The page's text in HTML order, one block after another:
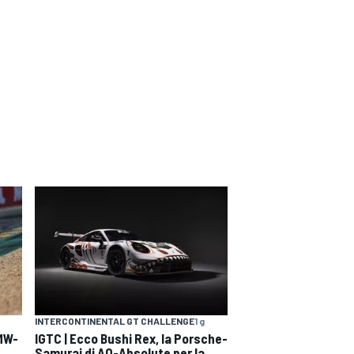
INTERCONTINENTAL GT CHALLENGE1 g
IGTC | Ecco Bushi Rex, la Porsche-